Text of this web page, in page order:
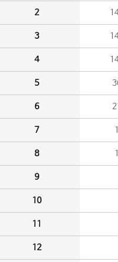
2
3
4
5
6
7
8
9
10
11
12